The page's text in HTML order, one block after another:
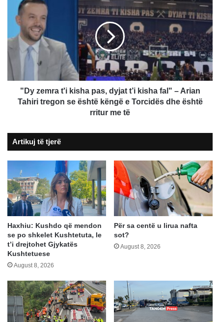
zemra
kisha
pas,
dyjat
t’i
kisha
fal"
Arian
është
këngë
e
Torcidës
dhe
është
rritur
me
të
"Dy zemra t'i kisha pas, dyjat t’i kisha fal" – Arian
Tahiri tregon se është këngë e Torcidës dhe është
rritur me të
Artikuj të tjerë
Haxhiu: Kushdo që mendon
se po shkelet Kushtetuta, le
t’i drejtohet Gjykatës
Kushtetuese
August 8, 2026
Për sa centë u lirua nafta
sot?
August 8, 2026